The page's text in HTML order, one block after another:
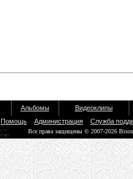
Альбомы
Видеоклипы
Помощь Администрация Служба
Все права защищены © 2007-2026